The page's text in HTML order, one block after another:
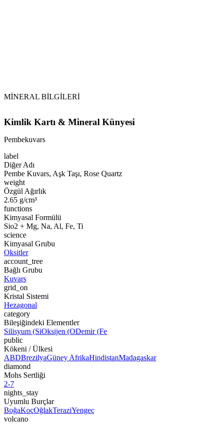
MİNERAL BİLGİLERİ
Kimlik Kartı & Mineral Künyesi
Pembekuvars
label
Diğer Adı
Pembe Kuvars, Aşk Taşı, Rose Quartz
weight
Özgül Ağırlık
2.65 g/cm³
functions
Kimyasal Formülü
Sio2 + Mg, Na, Al, Fe, Ti
science
Kimyasal Grubu
Oksitler
account_tree
Bağlı Grubu
Kuvars
grid_on
Kristal Sistemi
Hezagonal
category
Bileşiğindeki Elementler
Silisyum (SiOksijen (ODemir (Fe
public
Kökeni / Ülkesi
ABDBrezilyaGüney AfrikaHindistanMadagaskar
diamond
Mohs Sertliği
2-7
nights_stay
Uyumlu Burçlar
BoğaKoçOğlakTeraziYengeç
volcano